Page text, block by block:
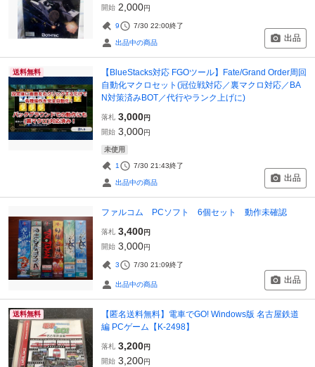
開始 2,000円
9 7/30 22:00終了
出品中の商品 出品
送料無料
【BlueStacks対応 FGOツール】Fate/Grand Order周回
自動化マクロセット(冠位戦対応／裏マクロ対応／BA
N対策済みBOT／代行やランク上げに)
落札 3,000円
開始 3,000円
未使用
1 7/30 21:43終了
出品中の商品 出品
ファルコム PCソフト 6個セット 動作未確認
落札 3,400円
開始 3,000円
3 7/30 21:09終了
出品中の商品 出品
送料無料
【匿名送料無料】電車でGO! Windows版 名古屋鉄道
編 PCゲーム【K-2498】
落札 3,200円
開始 3,200円